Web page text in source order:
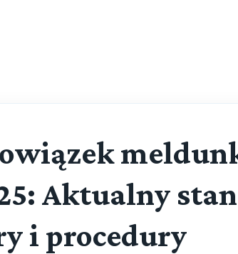
Aktualny
i procedury